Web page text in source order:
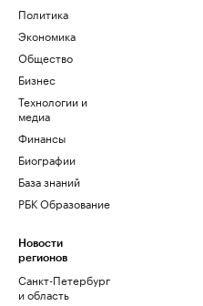
Политика
Экономика
Общество
Бизнес
Технологии и
медиа
Финансы
Биографии
База знаний
РБК Образование
Новости
регионов
Санкт-Петербург
и область